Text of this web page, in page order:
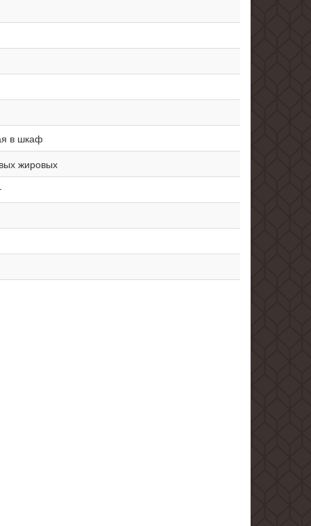
в шкаф
жировых